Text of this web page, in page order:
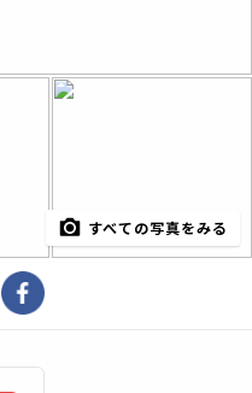
すべての写真をみる